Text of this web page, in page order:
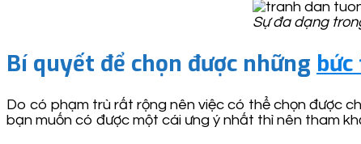
Sự đa dạng
Bí quyết để chọn được những
Do có phạm trù rất rộng nên việc có thể chọn được
bạn muốn có được một cái ưng ý nhất thì nên tham